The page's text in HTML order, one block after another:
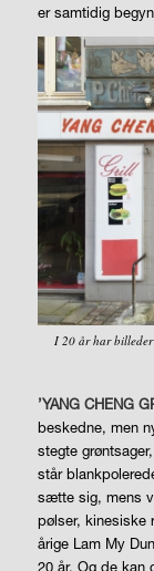
er samtidig
I 20 år har
’YANG CHENG
beskedne, men
stegte
står
sætte sig, mens
pølser, kinesiske
årige Lam My
20 år. Og de kan